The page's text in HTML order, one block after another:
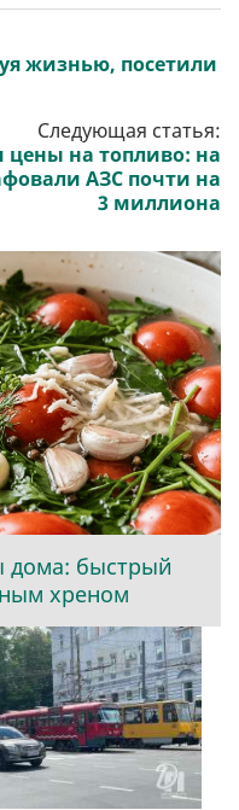
жизнью, посетили
Следующая статья:
на топливо: на
АЗС почти на
3 миллиона
дома: быстрый
хреном